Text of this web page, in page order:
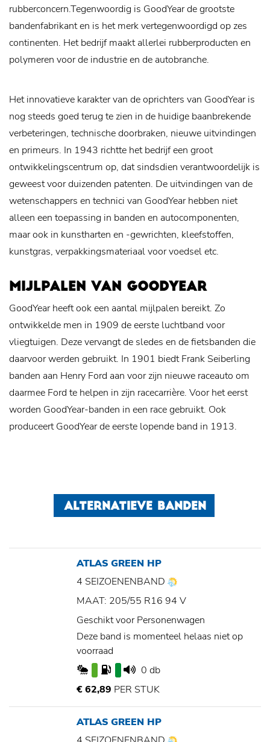
rubberconcern.Tegenwoordig is GoodYear de grootste
bandenfabrikant en is het merk vertegenwoordigd op zes
continenten. Het bedrijf maakt allerlei rubberproducten en
polymeren voor de industrie en de autobranche.
Het innovatieve karakter van de oprichters van GoodYear is
nog steeds goed terug te zien in de huidige baanbrekende
verbeteringen, technische doorbraken, nieuwe uitvindingen
en primeurs. In 1943 richtte het bedrijf een groot
ontwikkelingscentrum op, dat sindsdien verantwoordelijk is
geweest voor duizenden patenten. De uitvindingen van de
wetenschappers en technici van GoodYear hebben niet
alleen een toepassing in banden en autocomponenten,
maar ook in kunstharten en -gewrichten, kleefstoffen,
kunstgras, verpakkingsmateriaal voor voedsel etc.
MIJLPALEN VAN GOODYEAR
GoodYear heeft ook een aantal mijlpalen bereikt. Zo
ontwikkelde men in 1909 de eerste luchtband voor
vliegtuigen. Deze vervangt de sledes en de fietsbanden die
daarvoor werden gebruikt. In 1901 biedt Frank Seiberling
banden aan Henry Ford aan voor zijn nieuwe raceauto om
daarmee Ford te helpen in zijn racecarrière. Voor het eerst
worden GoodYear-banden in een race gebruikt. Ook
produceert GoodYear de eerste lopende band in 1913.
ALTERNATIEVE BANDEN
ATLAS GREEN HP
4 SEIZOENENBAND
MAAT: 205/55 R16 94 V
Geschikt voor Personenwagen
Deze band is momenteel helaas niet op
voorraad
0 db
€ 62,89 PER STUK
ATLAS GREEN HP